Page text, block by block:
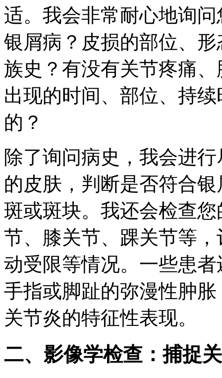
适。我会非常耐心地询
银屑病？皮损的部位、
族史？有没有关节疼痛
出现的时间、部位、持
的？
除了询问病史，我会进
的皮肤，判断是否符合
斑或斑块。我还会检查
节、膝关节、踝关节等
动受限等情况。一些患
手指或脚趾的弥漫性肿
关节炎的特征性表现。
二、影像学检查：捕捉